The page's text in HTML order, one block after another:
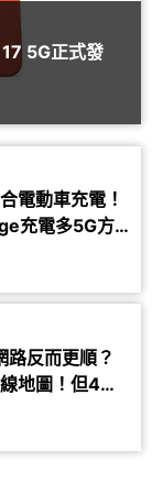
5G正式發
電動車充電！
充電多5G方
反而更順？
地圖！但4項